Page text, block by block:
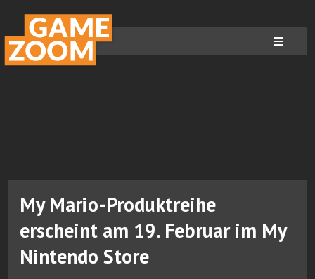
My Mario-Produktreihe
erscheint am 19. Februar im My
Nintendo Store